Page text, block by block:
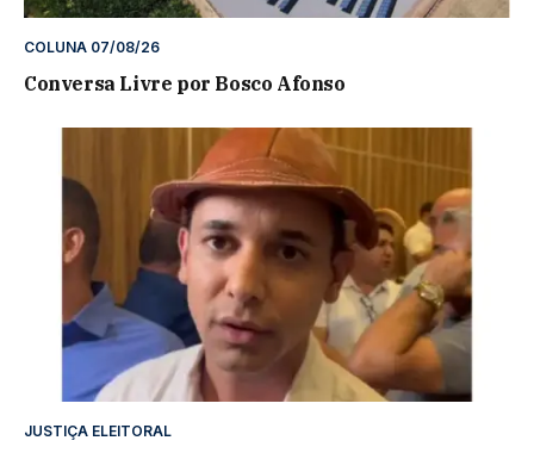
COLUNA 07/08/26
Conversa Livre por Bosco Afonso
JUSTIÇA ELEITORAL